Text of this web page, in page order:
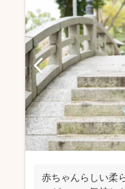
赤ちゃんらしい柔